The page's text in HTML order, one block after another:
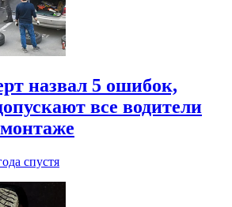
назвал 5 ошибок,
все водители
спустя